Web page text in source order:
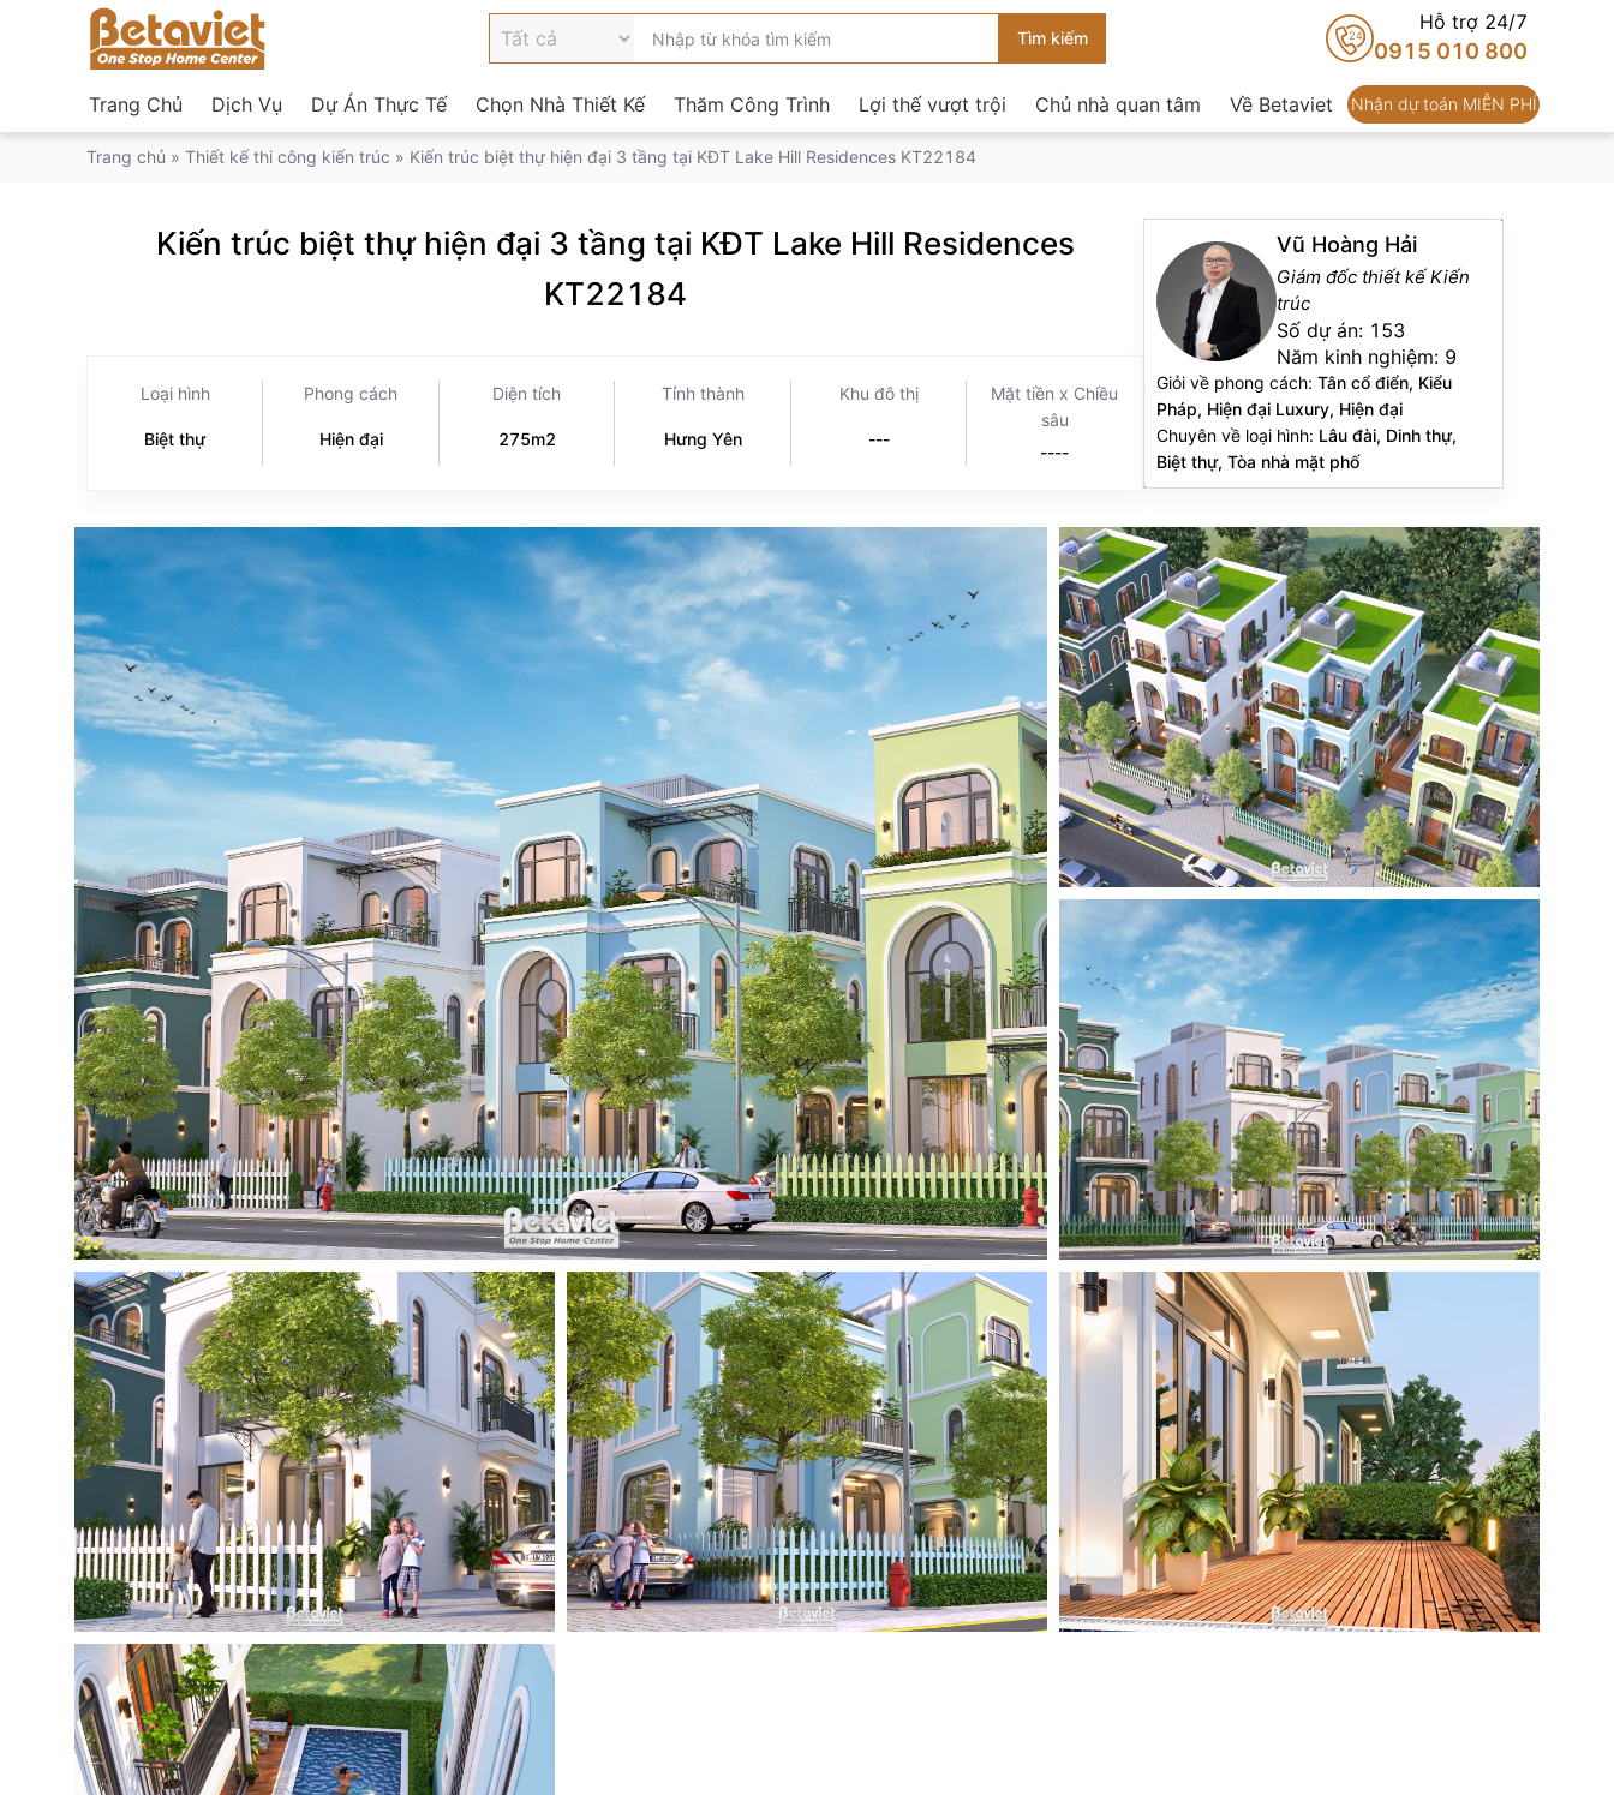
24
Hỗ trợ 24/7
0915 010 800
Trang Chủ Dịch Vụ Dự Án Thực Tế Chọn Nhà Thiết Kế Thăm Công Trình Lợi thế vượt trội Chủ nhà quan tâm Về Betaviet Nhận dự toán MIỄN PHÍ
Trang chủ » Thiết kế thi công kiến trúc » Kiến trúc biệt thự hiện đại 3 tầng tại KĐT Lake Hill Residences KT22184
Kiến trúc biệt thự hiện đại 3 tầng tại KĐT Lake Hill Residences
KT22184
Loại hình
Biệt thự
Phong cách
Hiện đại
Diện tích
275m2
Tỉnh thành
Hưng Yên
Khu đô thị
---
Mặt tiền x Chiều
sâu
----
Vũ Hoàng Hải
Giám đốc thiết kế Kiến
trúc
Số dự án: 153
Năm kinh nghiệm: 9
Giỏi về phong cách: Tân cổ điển, Kiểu
Pháp, Hiện đại Luxury, Hiện đại
Chuyên về loại hình: Lâu đài, Dinh thự,
Biệt thự, Tòa nhà mặt phố